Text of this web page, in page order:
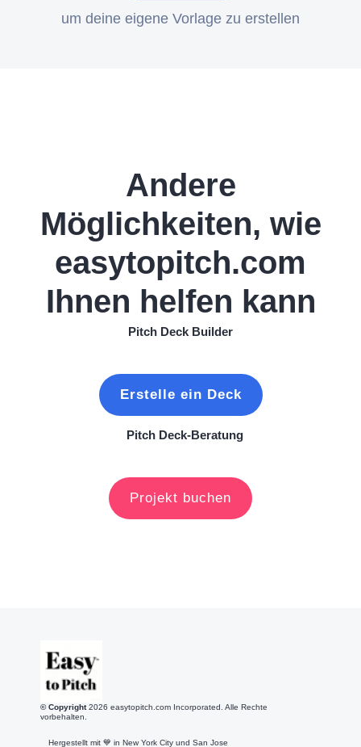
um deine eigene Vorlage zu erstellen
Andere
Möglichkeiten, wie
easytopitch.com
Ihnen helfen kann
Pitch Deck Builder
Erstelle ein Deck
Pitch Deck-Beratung
Projekt buchen
© Copyright 2026 easytopitch.com Incorporated. Alle Rechte
vorbehalten.
Hergestellt mit 💙️ in New York City und San Jose